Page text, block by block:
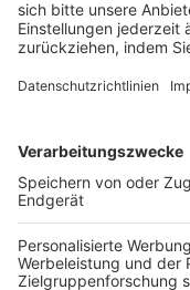
FOLGE DEM BFV
TOP-VEREINE